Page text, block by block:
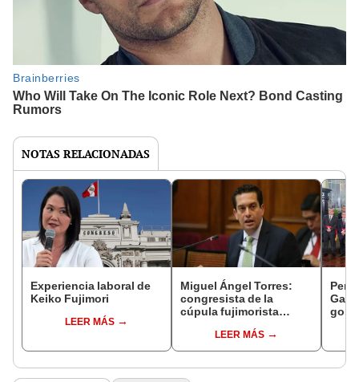
NOTAS RELACIONADAS
Experiencia laboral de
Keiko Fujimori
LEER MÁS
Miguel Ángel Torres:
congresista de la
cúpula fujimorista
del SenadoLEER MÁS